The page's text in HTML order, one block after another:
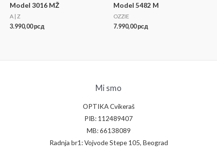
Model 3016 MŽ
A | Z
3.990,00рсд
Model 5482 M
OZZIE
7.990,00рсд
Mi smo
OPTIKA Cvikeraš
PIB: 112489407
MB: 66138089
Radnja br1: Vojvode Stepe 105, Beograd